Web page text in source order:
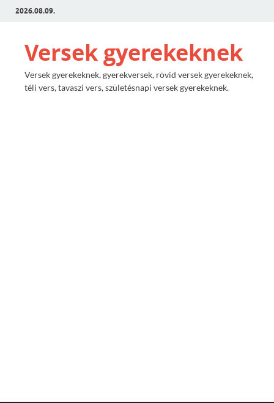
2026.08.09.
Versek gyerekeknek
Versek gyerekeknek, gyerekversek, rövid versek gyerekeknek,
téli vers, tavaszi vers, születésnapi versek gyerekeknek.